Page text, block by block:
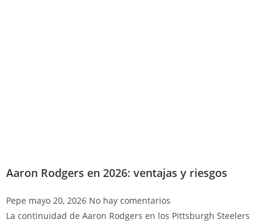
Aaron Rodgers en 2026: ventajas y riesgos
Pepe mayo 20, 2026 No hay comentarios
La continuidad de Aaron Rodgers en los Pittsburgh Steelers